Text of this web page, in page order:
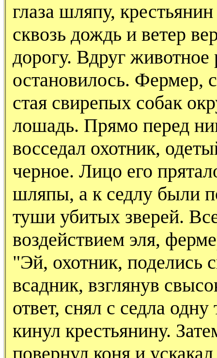
глаза шляпу,
сквозь дождь и ветер
дорогу. Вдруг животное
остановилось. Фермер,
стая свирепых собак
лошадь. Прямо перед
восседал охотник,
черное. Лицо его
шляпы, а к седлу были
туши убитых зверей.
воздействием эля,
"Эй, охотник, поделись
всадник, взглянув
ответ, снял с седла
кинул крестьянину.
повернул коня и